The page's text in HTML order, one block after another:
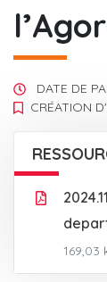
DATE DE
CRÉATION
169,03